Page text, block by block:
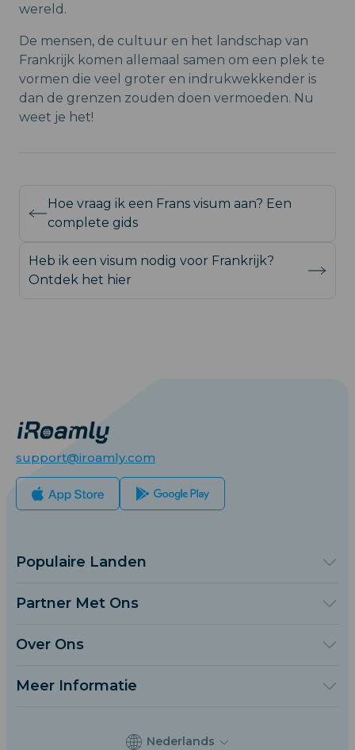
wereld.
De mensen, de cultuur en het landschap van
Frankrijk komen allemaal samen om een plek te
vormen die veel groter en indrukwekkender is
dan de grenzen zouden doen vermoeden. Nu
weet je het!
Hoe vraag ik een Frans visum aan? Een
complete gids
Heb ik een visum nodig voor Frankrijk?
Ontdek het hier
support@iroamly.com
Populaire Landen
Verenigd Koninkrijk
Thailand
Italië
Partner Met Ons
Verwijs & Verdien
Over Ons
Neem Contact Op
Meer Informatie
eSIM Beoordelingen
Nederlands